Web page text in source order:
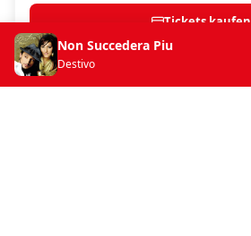
Tickets kaufen
Non Succedera Piu
Destivo